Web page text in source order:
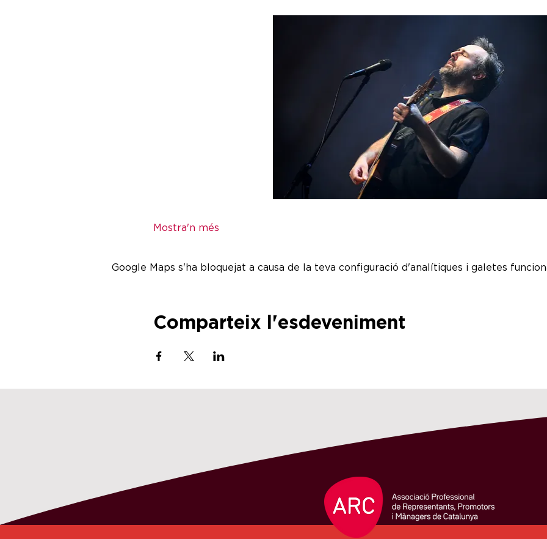
Mostra'n més
Google Maps s'ha bloquejat a causa de la teva configuració d'analítiques i galetes
Comparteix l'esdeveniment